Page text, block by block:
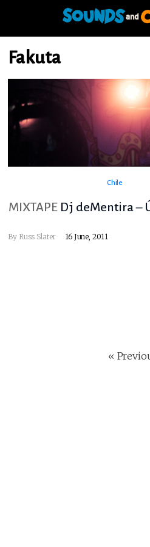
Fakuta
Chile
MIXTAPE Dj deMentira –
By Russ Slater 16 June, 2011
«